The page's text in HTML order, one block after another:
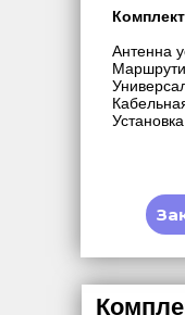
Антенна
Установка